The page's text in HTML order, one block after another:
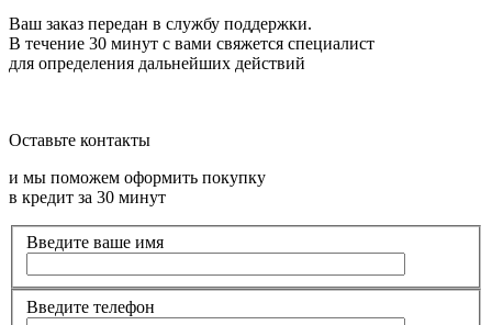
Ваш заказ передан в службу поддержки.
В течение 30 минут с вами свяжется специалист
для определения дальнейших действий
Оставьте контакты
и мы поможем оформить покупку
в кредит за 30 минут
Введите ваше имя
Введите телефон